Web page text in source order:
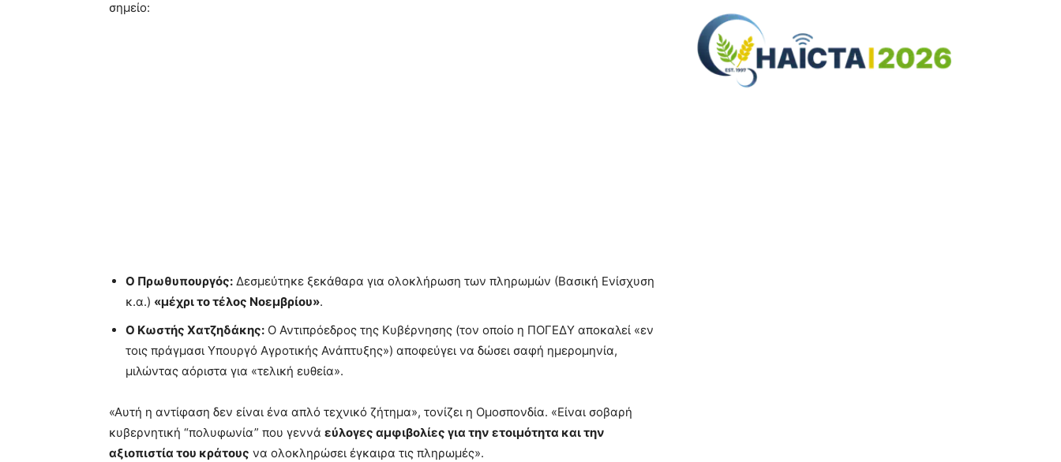
σημείο:
Ο Πρωθυπουργός: Δεσμεύτηκε ξεκάθαρα για ολοκλήρωση των πληρωμών (Βασική Ενίσχυση
κ.α.) «μέχρι το τέλος Νοεμβρίου».
Ο Κωστής Χατζηδάκης: Ο Αντιπρόεδρος της Κυβέρνησης (τον οποίο η ΠΟΓΕΔΥ αποκαλεί «εν
τοις πράγμασι Υπουργό Αγροτικής Ανάπτυξης») αποφεύγει να δώσει σαφή ημερομηνία,
μιλώντας αόριστα για «τελική ευθεία».
«Αυτή η αντίφαση δεν είναι ένα απλό τεχνικό ζήτημα», τονίζει η Ομοσπονδία. «Είναι σοβαρή
κυβερνητική “πολυφωνία” που γεννά εύλογες αμφιβολίες για την ετοιμότητα και την
αξιοπιστία του κράτους να ολοκληρώσει έγκαιρα τις πληρωμές».